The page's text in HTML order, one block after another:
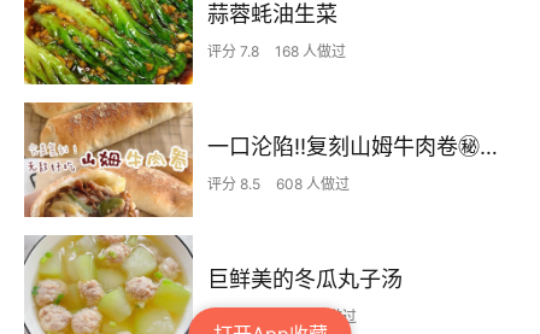
蒜蓉蚝油生菜
评分 7.8 168 人做过
一口沦陷‼️复刻山姆牛肉卷㊙️皮薄馅足爆好吃
评分 8.5 608 人做过
巨鲜美的冬瓜丸子汤
1767 人做过